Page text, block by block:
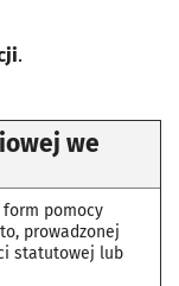
.
we
form pomocy
prowadzonej
statutowej lub